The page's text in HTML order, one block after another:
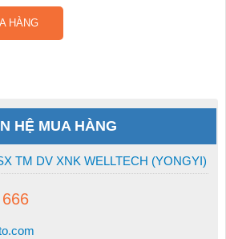
HÀNG
HỆ MUA HÀNG
TM DV XNK WELLTECH (YONGYI)